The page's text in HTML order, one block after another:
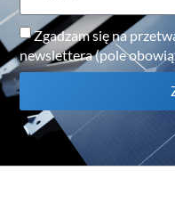
Zgadzam się na
newslettera (pole